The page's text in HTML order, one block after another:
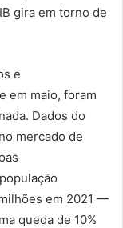
gira em torno de
e
em maio, foram
Dados do
mercado de
em 2021 —
queda de 10%